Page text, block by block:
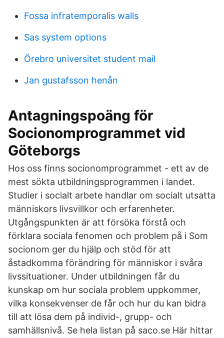
Fossa infratemporalis walls
Sas system options
Örebro universitet student mail
Jan gustafsson henån
Antagningspoäng för
Socionomprogrammet vid
Göteborgs
Hos oss finns socionomprogrammet - ett av de
mest sökta utbildningsprogrammen i landet.
Studier i socialt arbete handlar om socialt utsatta
människors livsvillkor och erfarenheter.
Utgångspunkten är att försöka förstå och
förklara sociala fenomen och problem på i Som
socionom ger du hjälp och stöd för att
åstadkomma förändring för människor i svåra
livssituationer. Under utbildningen får du
kunskap om hur sociala problem uppkommer,
vilka konsekvenser de får och hur du kan bidra
till att lösa dem på individ-, grupp- och
samhällsnivå. Se hela listan på saco.se Här hittar